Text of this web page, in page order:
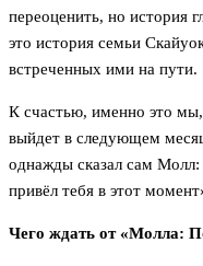
переоценить, но история
это история семьи
встреченных ими на пути.
К счастью, именно это мы,
выйдет в следующем
однажды сказал сам
привёл тебя в этот
Чего ждать от «Молла: